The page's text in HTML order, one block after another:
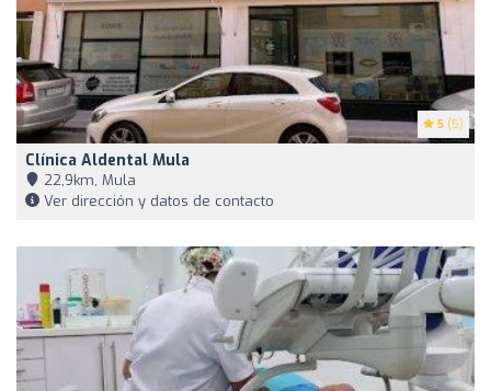
5 (5)
Clínica Aldental Mula
22,9km, Mula
Ver dirección y datos de contacto